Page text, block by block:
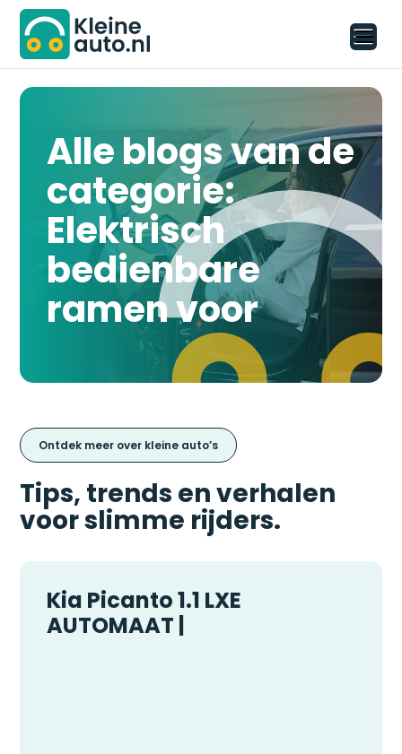
Alle blogs van de
categorie:
Elektrisch
bedienbare
ramen voor
Ontdek meer over kleine auto’s
Tips, trends en verhalen
voor slimme rijders.
Kia Picanto 1.1 LXE
AUTOMAAT |